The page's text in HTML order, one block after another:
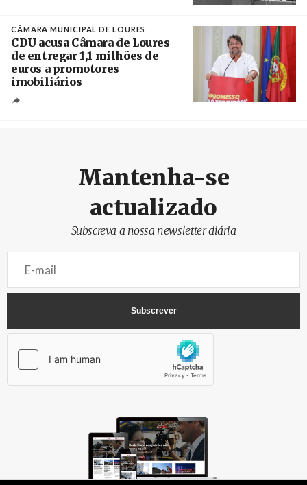
CÂMARA MUNICIPAL DE LOURES
CDU acusa Câmara de Loures
de entregar 1,1 milhões de
euros a promotores
imobiliários
Mantenha-se
actualizado
Subscreva a nossa newsletter diária